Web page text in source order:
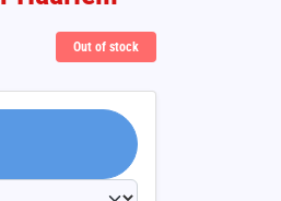
Out of stock